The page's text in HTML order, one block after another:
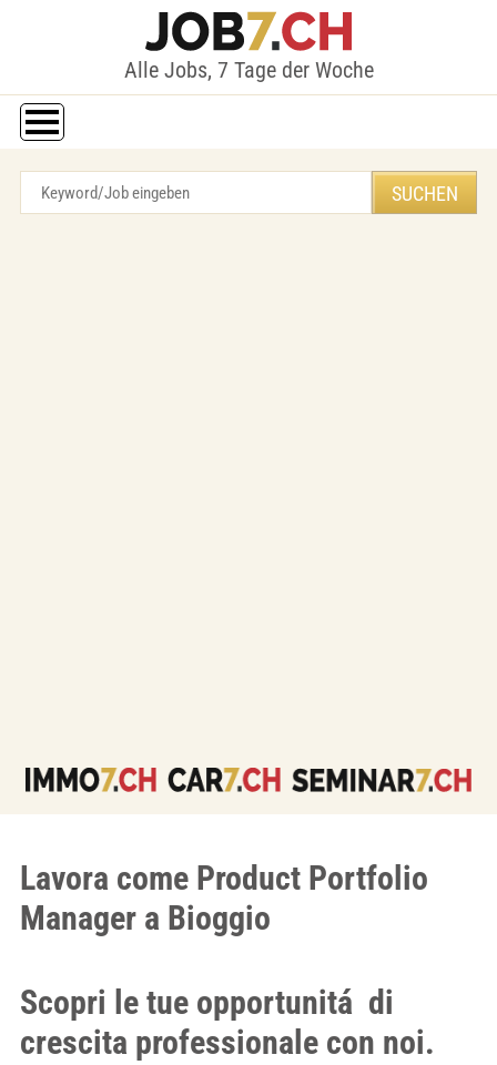
Alle Jobs, 7 Tage der Woche
Lavora come Product Portfolio
Manager a Bioggio
Scopri le tue opportunitá di
crescita professionale con noi.